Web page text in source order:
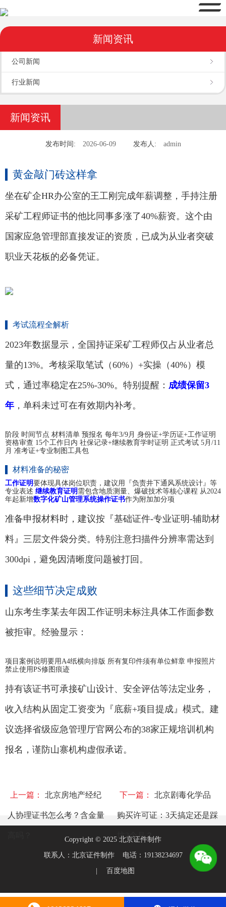
新闻资讯
公司新闻
行业新闻
新闻资讯
发布时间: 2026-06-09 发布人: admin
黄金敲门砖这样拿
坐在矿企HR办公室的王工刚完成年薪调整，手持注册
采矿工程师证书的他比同事多涨了40%薪资。这个由
国家应急管理部直接发证的资质，已成为从业者突破
职业天花板的必备凭证。
考试流程全解析
2023年数据显示，全国持证采矿工程师仅占从业者总
量的13%。考核采取笔试（60%）+实操（40%）模
式，通过率稳定在25%-30%。特别提醒： 成绩保留3
年 ，单科未过可在有效期内补考。
阶段 时间节点 材料清单 预报名 每年3/9月 身份证+学历证+工作证明
资格审查 15个工作日内 社保记录+继续教育学时证明 正式考试 5月/11
月 准考证+专业制图工具包
材料准备的秘密
工作证明要体现具体岗位职责，建议用『负责井下通风系统设计』等
专业表述 继续教育证明 需包含地质测量、爆破技术等核心课程 从2024
年起新增数字化矿山管理系统操作证书作为附加加分项
准备申报材料时，建议按『基础证件-专业证明-辅助材
料』三层文件袋分类。特别注意扫描件分辨率需达到
300dpi，避免因清晰度问题被打回。
这些细节决定成败
山东考生李某去年因工作证明未标注具体工作面参数
被拒审。经验显示：
项目案例说明要用A4纸横向排版 所有复印件须有单位鲜章 申报照片
禁止使用PS修图痕迹
持有该证书可承接矿山设计、安全评估等法定业务，
收入结构从固定工资变为『底薪+项目提成』模式。建
议选择省级应急管理厅官网公布的38家正规培训机构
报名，谨防山寨机构虚假承诺。
上一篇： 北京房地产经纪
人协理证书怎么考？含金量
下一篇： 北京剧毒化学品
购买许可证：3天搞定还是踩
坑3个月？
Copyright © 2025 北京证件制作
联系人：北京证件制作 电话：19138234697
百度地图